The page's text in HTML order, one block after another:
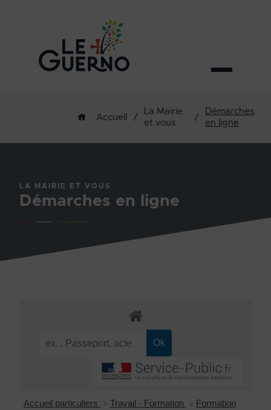
Accueil /
La Mairie
et vous
/
Démarches
en ligne
LA MAIRIE ET VOUS
Démarches en ligne
Accueil particuliers > Travail - Formation >
Formation